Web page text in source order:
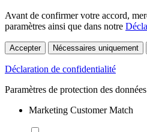
Avant de confirmer votre accord,
paramètres ainsi que dans notre
Accepter Nécessaires uniquement
Déclaration de confidentialité
Paramètres de protection des
Marketing Customer Match